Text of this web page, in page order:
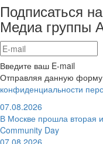
Подписаться
Медиа группы
Введите ваш E-mail
Отправляя данную форму
конфиденциальности
07.08.2026
В Москве прошла вторая
Community Day